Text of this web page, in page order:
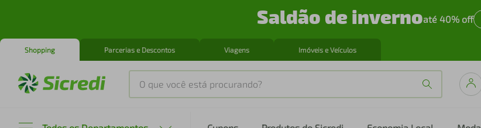
Saldão de invernoaté 40% off
Shopping Parcerias e Descontos Viagens Imóveis e Veículos
O que você está procurando?